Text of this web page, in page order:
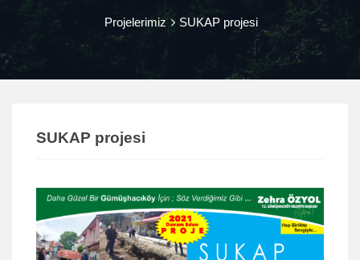
Hizmetlerimiz
Projelerimiz
Gümüşhacıköy
İletişim
Projelerimiz SUKAP projesi
SUKAP projesi